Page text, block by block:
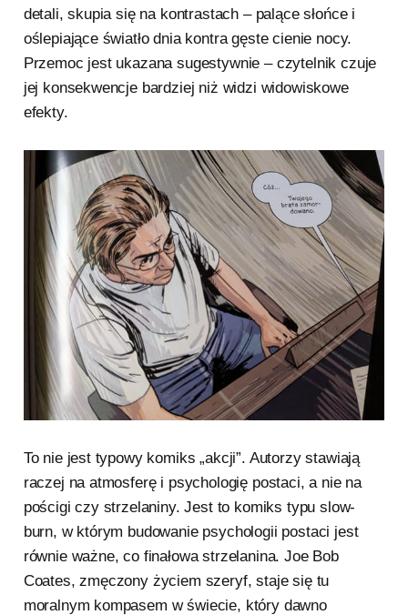
detali, skupia się na kontrastach – palące słońce i
oślepiające światło dnia kontra gęste cienie nocy.
Przemoc jest ukazana sugestywnie – czytelnik czuje
jej konsekwencje bardziej niż widzi widowiskowe
efekty.
To nie jest typowy komiks „akcji”. Autorzy stawiają
raczej na atmosferę i psychologię postaci, a nie na
pościgi czy strzelaniny. Jest to komiks typu slow-
burn, w którym budowanie psychologii postaci jest
równie ważne, co finałowa strzelanina. Joe Bob
Coates, zmęczony życiem szeryf, staje się tu
moralnym kompasem w świecie, który dawno